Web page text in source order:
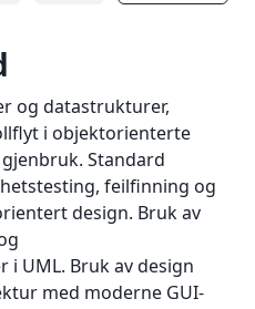
og datastrukturer,
i objektorienterte
Standard
feilfinning og
design. Bruk av
UML. Bruk av design
med moderne GUI-